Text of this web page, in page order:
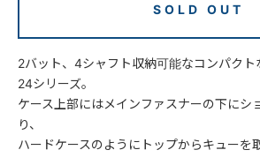
SOLD OUT
2バット、4シャフト収納可能なコンパク
24シリーズ。
ケース上部にはメインファスナーの下にシ
り、
ハードケースのようにトップからキューを